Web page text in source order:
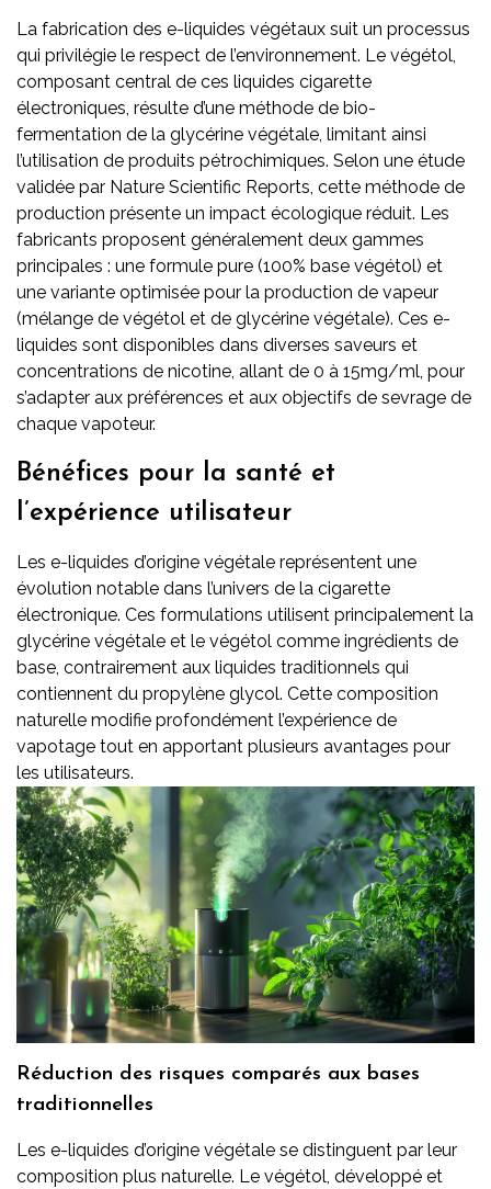
La fabrication des e-liquides végétaux suit un processus
qui privilégie le respect de l’environnement. Le végétol,
composant central de ces liquides cigarette
électroniques, résulte d’une méthode de bio-
fermentation de la glycérine végétale, limitant ainsi
l’utilisation de produits pétrochimiques. Selon une étude
validée par Nature Scientific Reports, cette méthode de
production présente un impact écologique réduit. Les
fabricants proposent généralement deux gammes
principales : une formule pure (100% base végétol) et
une variante optimisée pour la production de vapeur
(mélange de végétol et de glycérine végétale). Ces e-
liquides sont disponibles dans diverses saveurs et
concentrations de nicotine, allant de 0 à 15mg/ml, pour
s’adapter aux préférences et aux objectifs de sevrage de
chaque vapoteur.
Bénéfices pour la santé et
l’expérience utilisateur
Les e-liquides d’origine végétale représentent une
évolution notable dans l’univers de la cigarette
électronique. Ces formulations utilisent principalement la
glycérine végétale et le végétol comme ingrédients de
base, contrairement aux liquides traditionnels qui
contiennent du propylène glycol. Cette composition
naturelle modifie profondément l’expérience de
vapotage tout en apportant plusieurs avantages pour
les utilisateurs.
Réduction des risques comparés aux bases
traditionnelles
Les e-liquides d’origine végétale se distinguent par leur
composition plus naturelle. Le végétol, développé et